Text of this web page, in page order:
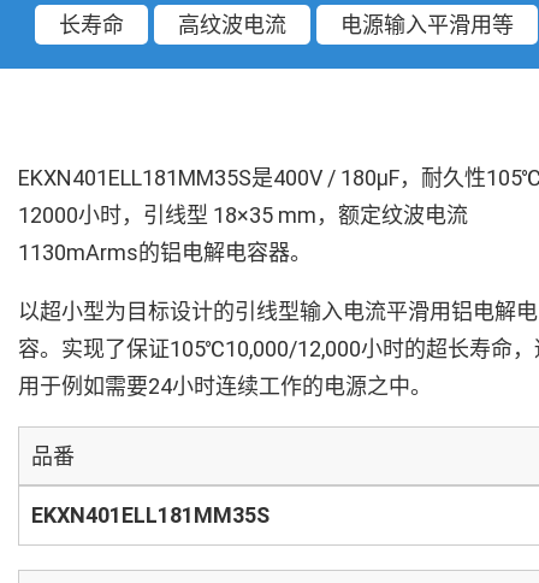
长寿命 高纹波电流 电源输入平滑用等
EKXN401ELL181MM35S是400V / 180µF，耐久性
12000小时，引线型 18×35 mm，额定纹波电流
1130mArms的铝电解电容器。
以超小型为目标设计的引线型输入电流平滑用铝电解电
容。实现了保证105℃10,000/12,000小时的超长寿命，
用于例如需要24小时连续工作的电源之中。
品番
EKXN401ELL181MM35S